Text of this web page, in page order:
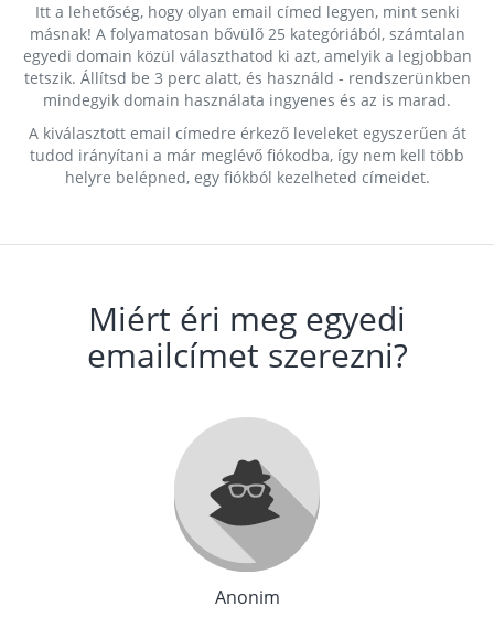
Itt a lehetőség, hogy olyan email címed legyen, mint senki
másnak! A folyamatosan bővülő 25 kategóriából, számtalan
egyedi domain közül választhatod ki azt, amelyik a legjobban
tetszik. Állítsd be 3 perc alatt, és használd - rendszerünkben
mindegyik domain használata ingyenes és az is marad.
A kiválasztott email címedre érkező leveleket egyszerűen át
tudod irányítani a már meglévő fiókodba, így nem kell több
helyre belépned, egy fiókból kezelheted címeidet.
Miért éri meg egyedi
emailcímet szerezni?
Anonim